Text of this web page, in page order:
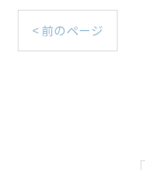
< 前のページ